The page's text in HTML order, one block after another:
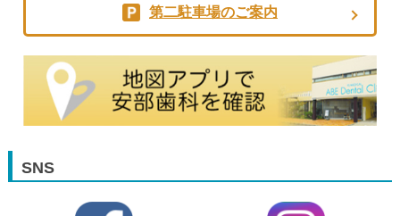
第二駐車場のご案内
SNS